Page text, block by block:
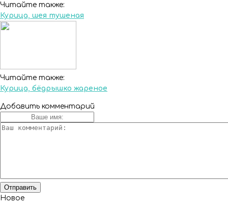
Читайте также:
Курица, шея тушеная
Читайте также:
Курица, бёдрышко жареное
Добавить комментарий
Новое